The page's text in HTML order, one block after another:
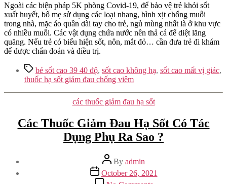
Ngoài các biện pháp 5K phòng Covid-19, để bảo vệ trẻ khỏi sốt
xuất huyết, bố mẹ sử dụng các loại nhang, bình xịt chống muỗi
trong nhà, mặc áo quần dài tay cho trẻ, ngủ mùng nhất là ở khu vực
có nhiều muỗi. Các vật dụng chứa nước nên thả cá để diệt lăng
quăng. Nếu trẻ có biểu hiện sốt, nôn, mắt đỏ… cần đưa trẻ đi khám
để được chẩn đoán và điều trị.
Tagsbé sốt cao 39 40 độ, sốt cao không hạ, sốt cao mất vị giác,
thuốc hạ sốt giảm đau chống viêm
Categories
các thuốc giảm đau hạ sốt
Các Thuốc Giảm Đau Hạ Sốt Có Tác
Dụng Phụ Ra Sao ?
Post
author
By admin
Post
date
October 26, 2021
on